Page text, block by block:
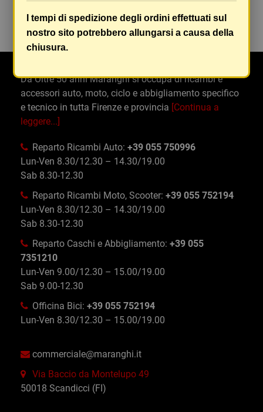
Ancora nessuna recensione da parte degli utenti.
I tempi di spedizione degli ordini effettuati sul
nostro sito potrebbero allungarsi a causa della
chiusura.
Da Oltre 50 anni Maranghi si occupa di ricambi e
accessori auto, moto, ciclo e abbigliamento specifico
e tecnico in tutta Firenze e provincia [Continua a
leggere...]
Reparto Ricambi Auto: +39 055 750996
Lun-Ven 8.30/12.30 – 14.30/19.00
Sab 8.30-12.30
Reparto Ricambi Moto, Scooter: +39 055 752194
Lun-Ven 8.30/12.30 – 14.30/19.00
Sab 8.30-12.30
Reparto Caschi e Abbigliamento: +39 055
7351210
Lun-Ven 9.00/12.30 – 15.00/19.00
Sab 9.00-12.30
Officina Bici: +39 055 752194
Lun-Ven 8.30/12.30 – 15.00/19.00
commerciale@maranghi.it
Via Baccio da Montelupo 49
50018 Scandicci (FI)